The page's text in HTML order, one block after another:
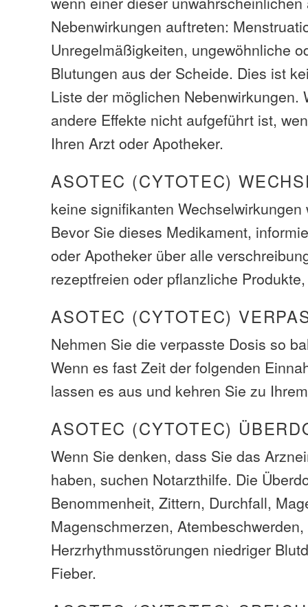
Nebenwirkungen auftreten:
Unregelmäßigkeiten, ungewöhnliche
Blutungen aus der Scheide. Dies ist
Liste der möglichen Nebenwirkungen.
andere Effekte nicht aufgeführt ist,
Ihren Arzt oder Apotheker.
ASOTEC (CYTOTEC)
keine signifikanten
Bevor Sie dieses Medikament,
oder Apotheker über alle
rezeptfreien oder pflanzliche
ASOTEC (CYTOTEC)
Nehmen Sie die verpasste Dosis so
Wenn es fast Zeit der folgenden
lassen es aus und kehren Sie zu
ASOTEC (CYTOTEC)
Wenn Sie denken, dass Sie das
haben, suchen Notarzthilfe. Die
Benommenheit, Zittern, Durchfall,
Magenschmerzen, Atembeschwerden,
Herzrhythmusstörungen niedriger
Fieber.